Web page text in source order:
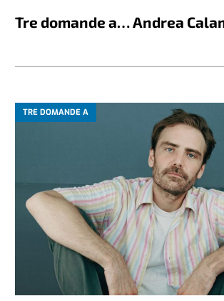
Tre domande a… Andrea
TRE DOMANDE A